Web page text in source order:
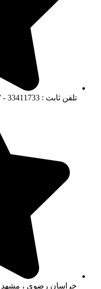
تلفن ثابت : 33411733 - 33416847 - 051